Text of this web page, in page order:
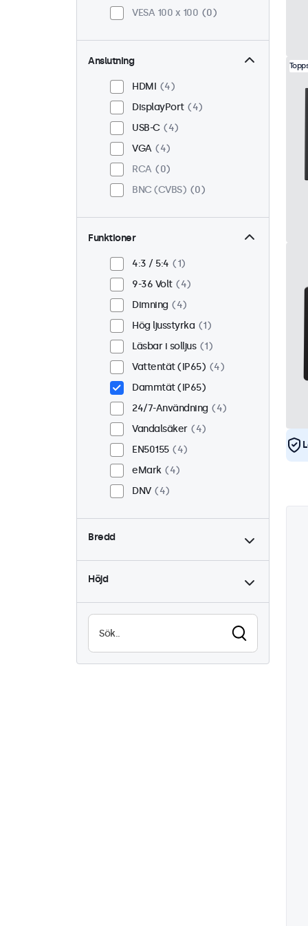
VESA 100 x 100 0
Anslutning
HDMI
4
DisplayPort
4
USB-C
4
VGA
4
RCA
0
BNC (CVBS)
0
Funktioner
4:3 / 5:4
1
9-36 Volt
4
Dimning
4
Hög ljusstyrka
1
Läsbar i solljus
1
Vattentät (IP65)
4
Dammtät (IP65)
24/7-Användning
4
Vandalsäker
4
EN50155
4
eMark
4
DNV
4
Bredd
Höjd